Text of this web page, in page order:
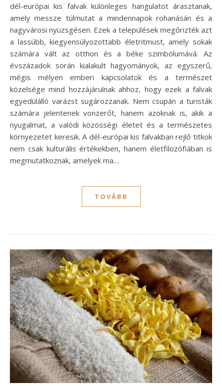
dél-európai kis falvak különleges hangulatot árasztanak,
amely messze túlmutat a mindennapok rohanásán és a
nagyvárosi nyüzsgésen. Ezek a települések megőrizték azt
a lassúbb, kiegyensúlyozottabb életritmust, amely sokak
számára vált az otthon és a béke szimbólumává. Az
évszázadok során kialakult hagyományok, az egyszerű,
mégis mélyen emberi kapcsolatok és a természet
közelsége mind hozzájárulnak ahhoz, hogy ezek a falvak
egyedülálló varázst sugározzanak. Nem csupán a turisták
számára jelentenek vonzerőt, hanem azoknak is, akik a
nyugalmat, a valódi közösségi életet és a természetes
környezetet keresik. A dél-európai kis falvakban rejlő titkok
nem csak kulturális értékekben, hanem életfilozófiában is
megmutatkoznak, amelyek ma…
TOVÁBB